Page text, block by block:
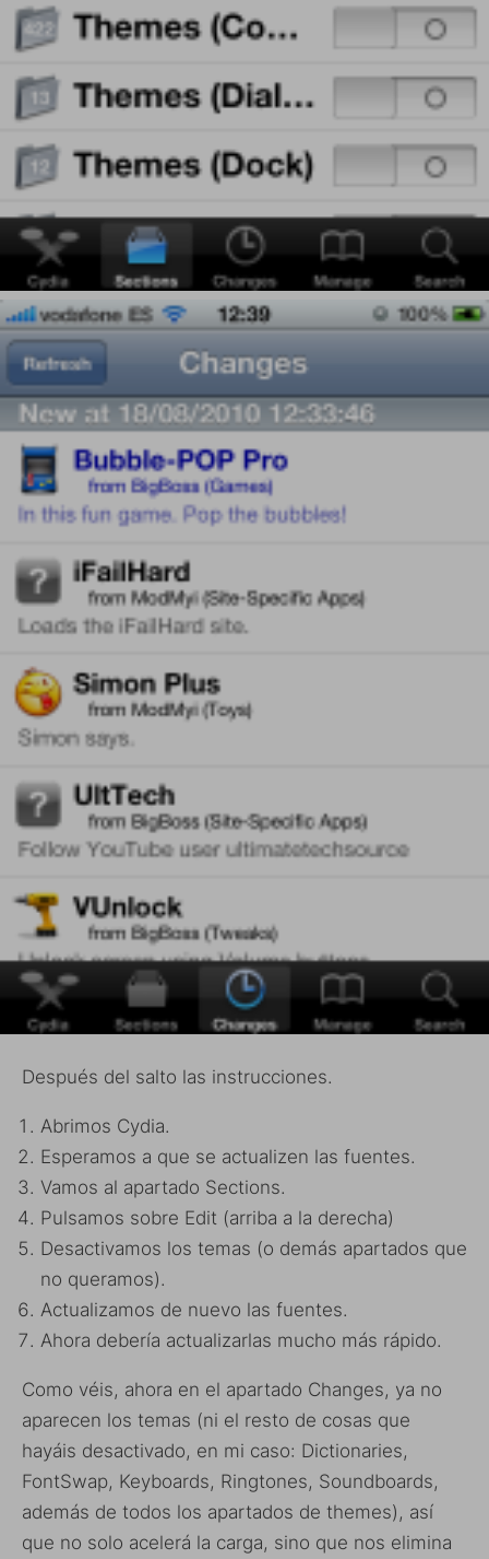
Después del salto las instrucciones.
Abrimos Cydia.
Esperamos a que se actualizen las fuentes.
Vamos al apartado Sections.
Pulsamos sobre Edit (arriba a la derecha)
Desactivamos los temas (o demás apartados que
no queramos).
Actualizamos de nuevo las fuentes.
Ahora debería actualizarlas mucho más rápido.
Como véis, ahora en el apartado Changes, ya no
aparecen los temas (ni el resto de cosas que
hayáis desactivado, en mi caso: Dictionaries,
FontSwap, Keyboards, Ringtones, Soundboards,
además de todos los apartados de themes), así
que no solo acelerá la carga, sino que nos elimina